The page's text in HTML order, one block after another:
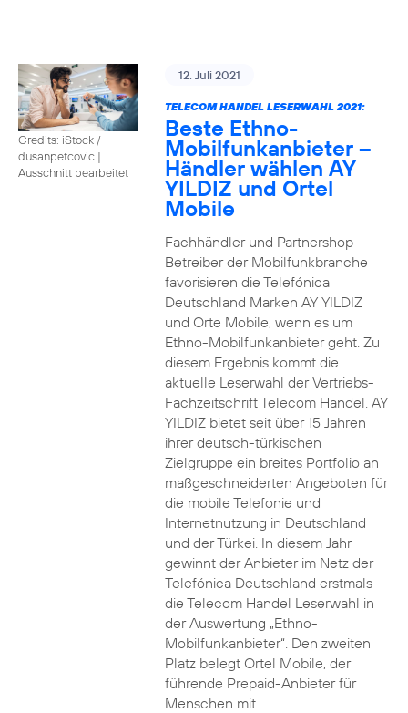
Credits: iStock /
dusanpetcovic |
Ausschnitt bearbeitet
12. Juli 2021
TELECOM HANDEL LESERWAHL 2021:
Beste Ethno-
Mobilfunkanbieter –
Händler wählen AY
YILDIZ und Ortel
Mobile
Fachhändler und Partnershop-
Betreiber der Mobilfunkbranche
favorisieren die Telefónica
Deutschland Marken AY YILDIZ
und Orte Mobile, wenn es um
Ethno-Mobilfunkanbieter geht. Zu
diesem Ergebnis kommt die
aktuelle Leserwahl der Vertriebs-
Fachzeitschrift Telecom Handel. AY
YILDIZ bietet seit über 15 Jahren
ihrer deutsch-türkischen
Zielgruppe ein breites Portfolio an
maßgeschneiderten Angeboten für
die mobile Telefonie und
Internetnutzung in Deutschland
und der Türkei. In diesem Jahr
gewinnt der Anbieter im Netz der
Telefónica Deutschland erstmals
die Telecom Handel Leserwahl in
der Auswertung „Ethno-
Mobilfunkanbieter“. Den zweiten
Platz belegt Ortel Mobile, der
führende Prepaid-Anbieter für
Menschen mit